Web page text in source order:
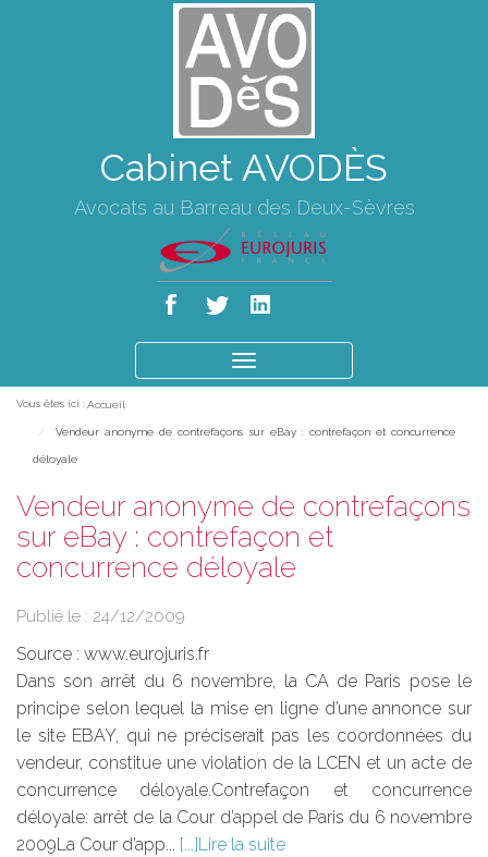
Cabinet AVODÈS
Avocats au Barreau des Deux-Sèvres
le
Vous êtes ici : Accueil
Vendeur anonyme de contrefaçons sur eBay : contrefaçon et concurrence
déloyale
Vendeur anonyme de contrefaçons
sur eBay : contrefaçon et
concurrence déloyale
Publié le : 24/12/2009
Source : www.eurojuris.fr
Dans son arrêt du 6 novembre, la CA de Paris pose le
principe selon lequel la mise en ligne d’une annonce sur
le site EBAY, qui ne préciserait pas les coordonnées du
vendeur, constitue une violation de la LCEN et un acte de
concurrence déloyale.Contrefaçon et concurrence
déloyale: arrêt de la Cour d’appel de Paris du 6 novembre
2009La Cour d’app...
Lire la suite